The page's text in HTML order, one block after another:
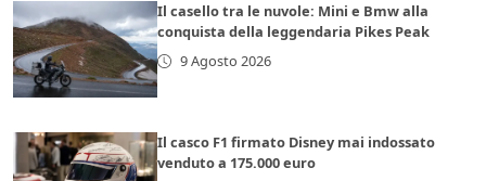
Il casello tra le nuvole: Mini e Bmw alla
conquista della leggendaria Pikes Peak
9 Agosto 2026
Il casco F1 firmato Disney mai indossato
venduto a 175.000 euro